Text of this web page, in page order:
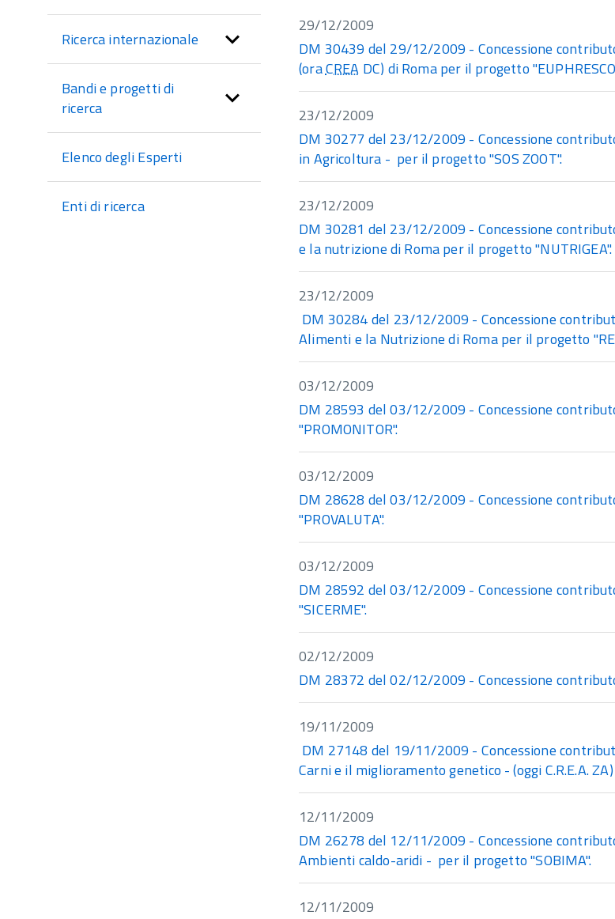
sezione
Ricerca internazionale
Bandi e progetti di
ricerca
Elenco degli Esperti
Enti di ricerca
29/12/2009
DM 30439 del 29/12/2009 - Concessione
(oraCREA DC) di Roma per il progetto
23/12/2009
DM 30277 del 23/12/2009 - Concessione
in Agricoltura - per il progetto "SOS ZOOT".
23/12/2009
DM 30281 del 23/12/2009 - Concessione
e la nutrizione di Roma per il progetto "NUTRIGEA".
23/12/2009
DM 30284 del 23/12/2009 - Concessione
Alimenti e la Nutrizione di Roma per il progetto
03/12/2009
DM 28593 del 03/12/2009 - Concessione
"PROMONITOR".
03/12/2009
DM 28628 del 03/12/2009 - Concessione
"PROVALUTA".
03/12/2009
DM 28592 del 03/12/2009 - Concessione
"SICERME".
02/12/2009
DM 28372 del 02/12/2009 - Concessione
19/11/2009
DM 27148 del 19/11/2009 - Concessione
Carni e il miglioramento genetico - (oggi C.R.E.A.
12/11/2009
DM 26278 del 12/11/2009 - Concessione
Ambienti caldo-aridi - per il progetto "SOBIMA".
12/11/2009